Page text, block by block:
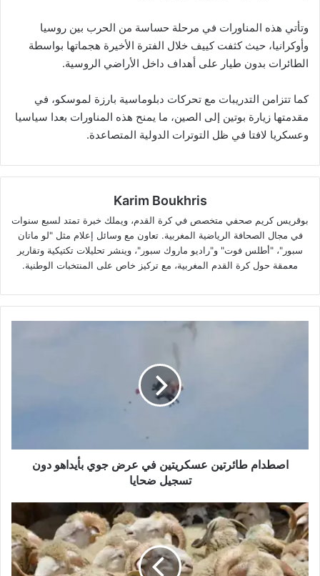
وتأتي هذه المناورات في مرحلة حساسة من الحرب بين روسيا
وأوكرانيا، حيث كثفت كييف خلال الفترة الأخيرة هجماتها بواسطة
الطائرات بدون طيار على أهداف داخل الأراضي الروسية.
كما تتزامن التدريبات مع تحركات دبلوماسية بارزة لموسكو، في
مقدمتها زيارة بوتين إلى الصين، ما يمنح هذه المناورات بعدا سياسيا
وعسكريا لافتا في ظل التوترات الدولية المتصاعدة.
Karim Boukhris
بوقريس كريم صحفي متخصص في كرة القدم، ويملك خبرة تمتد لسبع سنوات
في مجال الصحافة الرياضية المغربية. تعاون مع وسائل إعلام مثل "لو ماتان
سبور"، "أطلس فوت" و"راديو ماروك سبور"، وينشر تحليلات تكتيكية وتقارير
معمقة حول كرة القدم المغربية، مع تركيز خاص على المنتخبات الوطنية.
تسجيل
ضحايااصطدام طائرتين عسكريتين في عرض جوي بأيداهو دون
تسجيل ضحايا
أضاحي
العيد
بجهة
الدار
البيضاء